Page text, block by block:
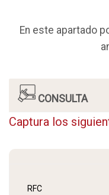
En este apartado
CONSULTA
Captura los
RFC